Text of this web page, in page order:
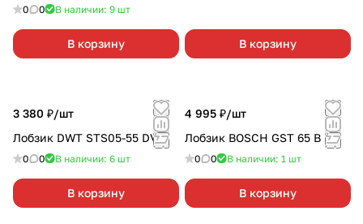
0 0 В наличии: 9 шт
В корзину В корзину
3 380 ₽/шт
Лобзик DWT STS05-55 DV
0 0 В наличии: 6 шт
В корзину
4 995 ₽/шт
Лобзик BOSCH GST 65 B
0 0 В наличии: 1 шт
В корзину